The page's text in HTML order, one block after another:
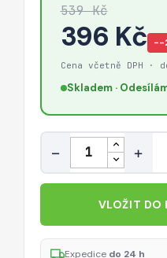
539 Kč
396 Kč −-
Cena včetně DPH ·
Skladem ·
Množství
− +
VLOŽIT DO
Expedice do 24 h